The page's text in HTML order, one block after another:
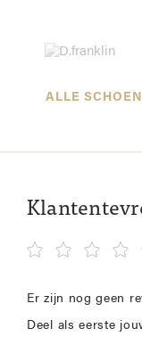
ALLE
Er zijn nog geen
Deel als eerste